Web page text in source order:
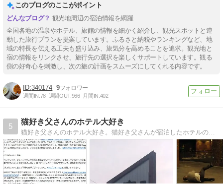
このブログのここがポイント
観光地周辺の宿泊情報を網羅
全国各地の温泉やホテル、旅館の情報を細かく紹介し、観光スポットと連
動した旅行プランを提案しています。ふるさと納税やランキングなど、地
域の特長を伝える工夫も盛り込み、旅気分を高めることを追求。観光地と
宿の情報をリンクさせ、旅行先の選択を楽しくサポートしています。観る
側の好奇心を刺激し、次の旅の計画をスムーズにしてくれる内容です。
340174 9
週間IN:78 週間OUT:966 月間IN:402
5
猫好き父さんのホテル大好き
猫好き父さんのホテル大好き。猫好き父さんが宿泊したホテルの情報を徒然なるままに書いていきます。